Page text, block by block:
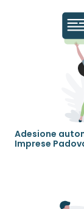
Adesione
Imprese